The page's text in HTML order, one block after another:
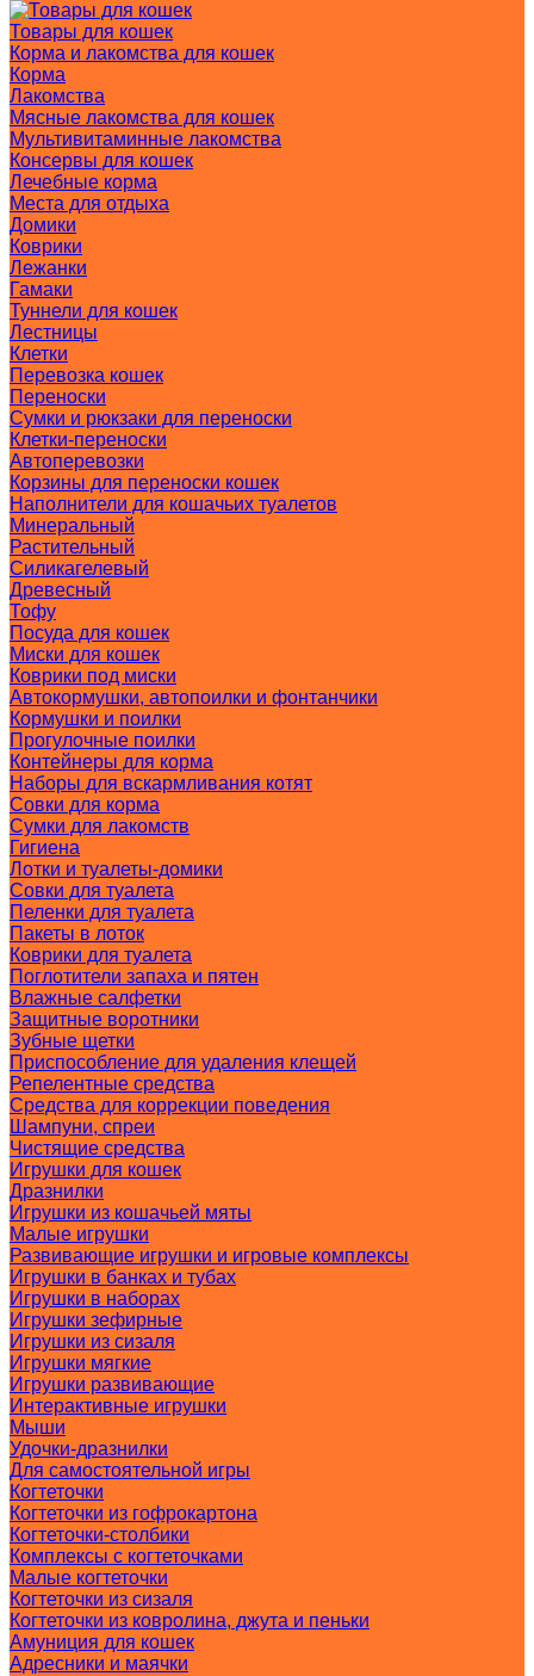
Товары для кошек
Корма и лакомства для кошек
Корма
Лакомства
Мясные лакомства для кошек
Мультивитаминные лакомства
Консервы для кошек
Лечебные корма
Места для отдыха
Домики
Коврики
Лежанки
Гамаки
Туннели для кошек
Лестницы
Клетки
Перевозка кошек
Переноски
Сумки и рюкзаки для переноски
Клетки-переноски
Автоперевозки
Корзины для переноски кошек
Наполнители для кошачьих туалетов
Минеральный
Растительный
Силикагелевый
Древесный
Тофу
Посуда для кошек
Миски для кошек
Коврики под миски
Автокормушки, автопоилки и фонтанчики
Кормушки и поилки
Прогулочные поилки
Контейнеры для корма
Наборы для вскармливания котят
Совки для корма
Сумки для лакомств
Гигиена
Лотки и туалеты-домики
Совки для туалета
Пеленки для туалета
Пакеты в лоток
Коврики для туалета
Поглотители запаха и пятен
Влажные салфетки
Защитные воротники
Зубные щетки
Приспособление для удаления клещей
Репелентные средства
Средства для коррекции поведения
Шампуни, спреи
Чистящие средства
Игрушки для кошек
Дразнилки
Игрушки из кошачьей мяты
Малые игрушки
Развивающие игрушки и игровые комплексы
Игрушки в банках и тубах
Игрушки в наборах
Игрушки зефирные
Игрушки из сизаля
Игрушки мягкие
Игрушки развивающие
Интерактивные игрушки
Мыши
Удочки-дразнилки
Для самостоятельной игры
Когтеточки
Когтеточки из гофрокартона
Когтеточки-столбики
Комплексы с когтеточками
Малые когтеточки
Когтеточки из сизаля
Когтеточки из ковролина, джута и пеньки
Амуниция для кошек
Адресники и маячки